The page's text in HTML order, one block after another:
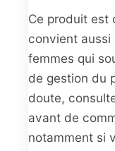
Ce produit est
convient aussi
femmes qui
de gestion du
doute,
avant de
notamment si